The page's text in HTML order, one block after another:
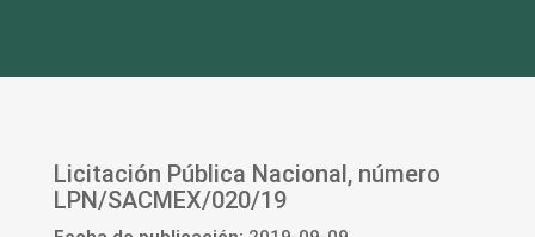
Licitación Pública Nacional, número
LPN/SACMEX/020/19